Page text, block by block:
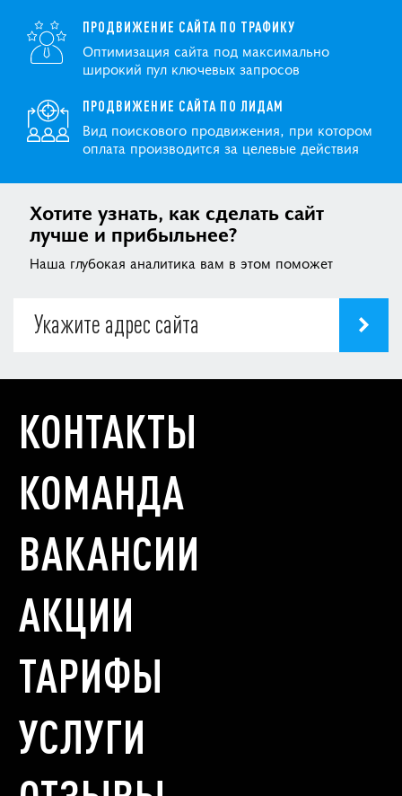
ПРОДВИЖЕНИЕ САЙТА ПО ТРАФИКУ
Оптимизация сайта под максимально
широкий пул ключевых запросов
ПРОДВИЖЕНИЕ САЙТА ПО ЛИДАМ
Вид поискового продвижения, при котором
оплата производится за целевые действия
Хотите узнать, как сделать сайт
лучше и прибыльнее?
Наша глубокая аналитика вам в этом поможет
КОНТАКТЫ
КОМАНДА
ВАКАНСИИ
АКЦИИ
ТАРИФЫ
УСЛУГИ